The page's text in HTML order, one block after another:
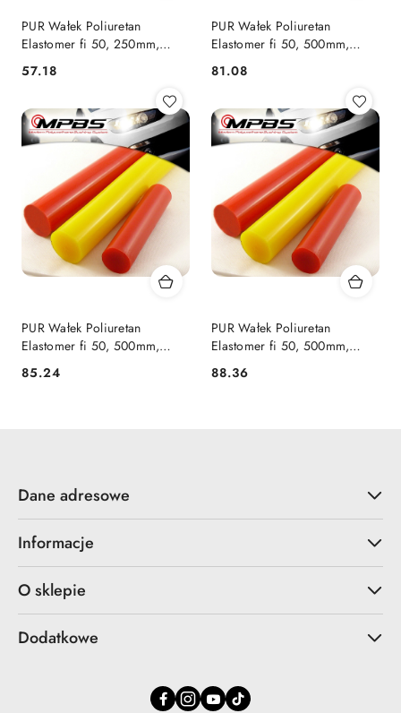
PUR Wałek Poliuretan
Elastomer fi 50, 250mm,
Cena:
57.18
PUR Wałek Poliuretan
Elastomer fi 50, 500mm,
Cena:
81.08
PUR Wałek Poliuretan
Elastomer fi 50, 500mm,
85Sha
Cena:
85.24
PUR Wałek Poliuretan
Elastomer fi 50, 500mm,
95Sha
Cena:
88.36
Dane adresowe
Informacje
O sklepie
Dodatkowe